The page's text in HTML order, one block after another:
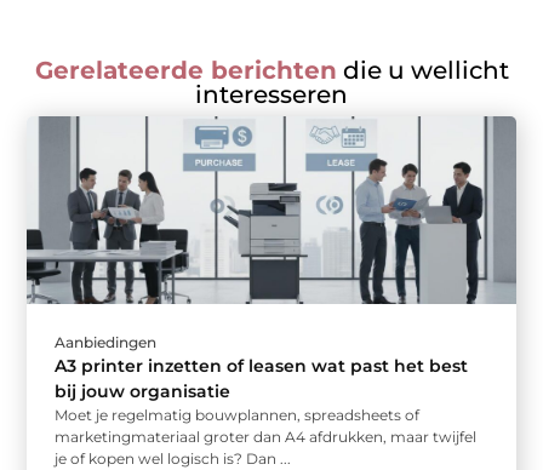
Gerelateerde berichten die u wellicht
interesseren
Aanbiedingen
A3 printer inzetten of leasen wat past het best
bij jouw organisatie
Moet je regelmatig bouwplannen, spreadsheets of
marketingmateriaal groter dan A4 afdrukken, maar twijfel
je of kopen wel logisch is? Dan ...